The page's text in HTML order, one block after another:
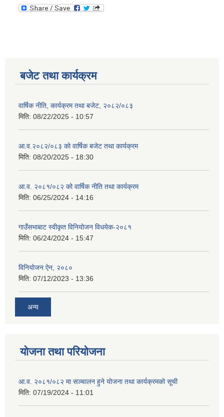
बजेट तथा कार्यक्रम
वार्षिक नीति, कार्यक्रम तथा बजेट, २०८२/०८३
मिति: 08/22/2025 - 10:57
आ.व.२०८२/०८३ को वार्षिक बजेट तथा कार्यक्रम
मिति: 08/20/2025 - 18:30
आ.व. २०८१/०८२ को वार्षिक नीति तथा कार्यक्रम
मिति: 06/25/2024 - 14:16
गाउँसभाबाट स्वीकृत विनियोजन विधयेक-२०८१
मिति: 06/24/2024 - 15:47
विनियोजन ऐन, २०८०
मिति: 07/12/2023 - 13:36
अन्य
योजना तथा परियोजना
आ.व. २०८१/०८२ मा सञ्चालन हुने योजना तथा कार्यक्रमको सूची
मिति: 07/19/2024 - 11:01